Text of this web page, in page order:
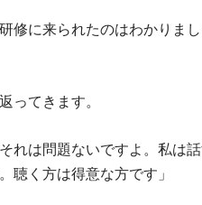
修に来られたのはわかりま
ってきます。
れは問題ないですよ。私は
聴く方は得意な方です」